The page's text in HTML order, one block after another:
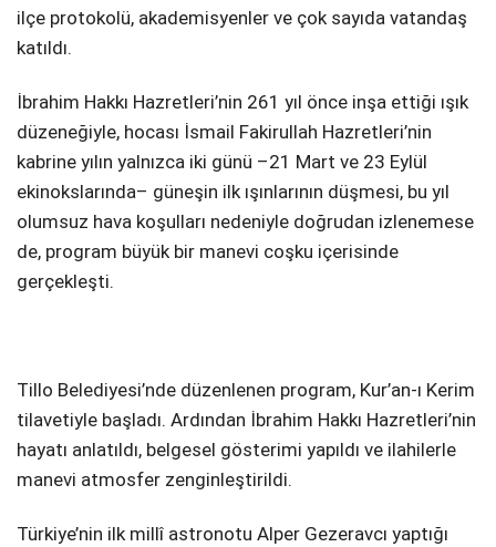
Facebook
Youtube
SERVISLER
ilçe protokolü, akademisyenler ve çok sayıda vatandaş
katıldı.
İbrahim Hakkı Hazretleri’nin 261 yıl önce inşa ettiği ışık
düzeneğiyle, hocası İsmail Fakirullah Hazretleri’nin
kabrine yılın yalnızca iki günü –21 Mart ve 23 Eylül
ekinokslarında– güneşin ilk ışınlarının düşmesi, bu yıl
olumsuz hava koşulları nedeniyle doğrudan izlenemese
de, program büyük bir manevi coşku içerisinde
gerçekleşti.
Tillo Belediyesi’nde düzenlenen program, Kur’an-ı Kerim
tilavetiyle başladı. Ardından İbrahim Hakkı Hazretleri’nin
hayatı anlatıldı, belgesel gösterimi yapıldı ve ilahilerle
manevi atmosfer zenginleştirildi.
Türkiye’nin ilk millî astronotu Alper Gezeravcı yaptığı